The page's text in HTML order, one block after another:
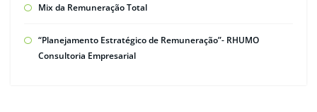
Mix da Remuneração Total
“Planejamento Estratégico de Remuneração”- RHUMO
Consultoria Empresarial